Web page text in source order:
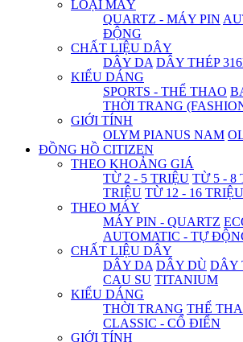
LOẠI MÁY
QUARTZ - MÁY PIN
ĐỘNG
CHẤT LIỆU DÂY
DÂY DA DÂY THÉP
KIỂU DÁNG
SPORTS - THỂ THAO
THỜI TRANG
GIỚI TÍNH
OLYM PIANUS NAM
ĐỒNG HỒ CITIZEN
THEO KHOẢNG GIÁ
TỪ 2 - 5 TRIỆU TỪ 5 - 8
TRIỆU TỪ 12 - 16 TRIỆU
THEO MÁY
MÁY PIN - QUARTZ
AUTOMATIC - TỰ
CHẤT LIỆU DÂY
DÂY DA DÂY DÙ DÂY
CAU SU TITANIUM
KIỂU DÁNG
THỜI TRANG THỂ
CLASSIC - CỔ ĐIỂN
GIỚI TÍNH